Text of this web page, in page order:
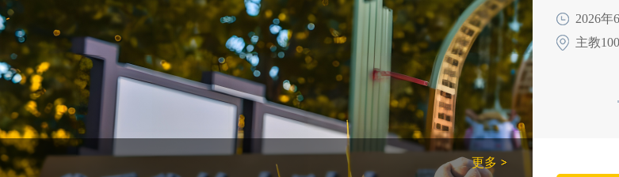
更多
礼日程
2026年
2026年
主教
2026年
主教